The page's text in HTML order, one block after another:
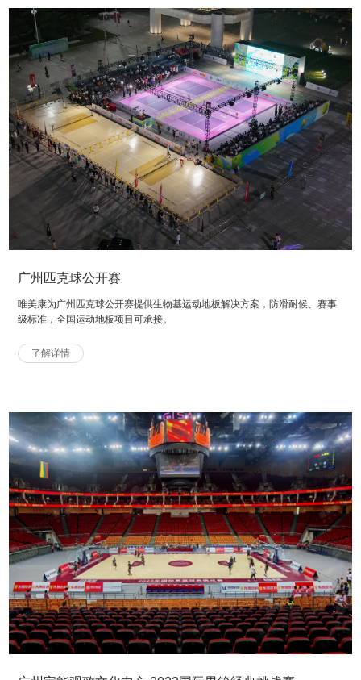
广州匹克球公开赛
唯美康为广州匹克球公开赛提供生物基运动地板解决方案，防滑耐候、赛事
级标准，全国运动地板项目可承接。
了解详情